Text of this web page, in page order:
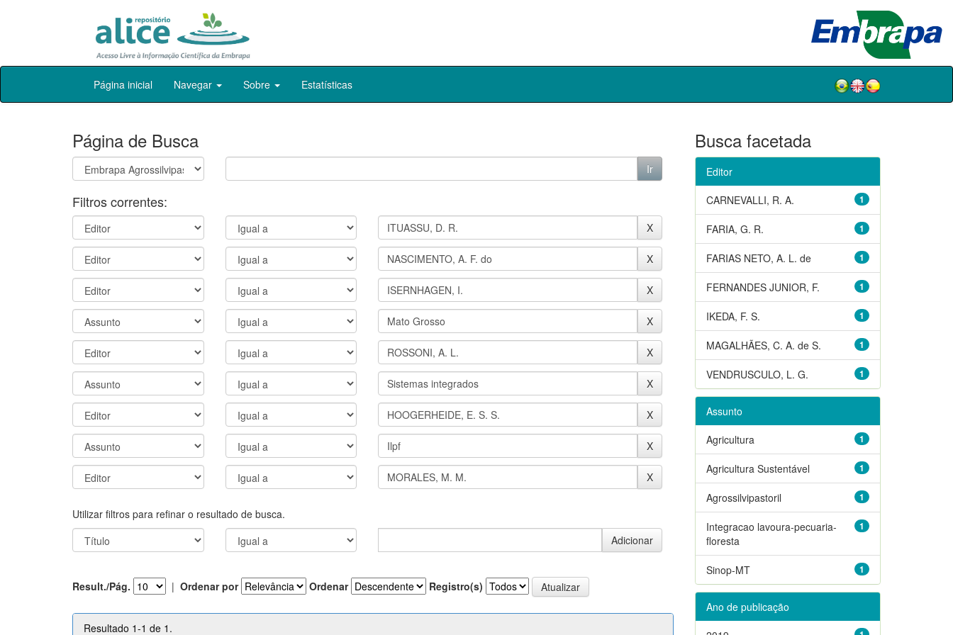
Skip
Página inicial Navegar Sobre Estatísticas
Página de Busca
Filtros correntes:
Utilizar filtros para refinar o resultado de busca.
Result./Pág. | Ordenar por Ordenar Registro(s)
Resultado 1-1 de 1.
Busca facetada
Editor
1
CARNEVALLI, R. A.
1
FARIA, G. R.
1
FARIAS NETO, A. L. de
1
FERNANDES JUNIOR, F.
1
IKEDA, F. S.
1
MAGALHÃES, C. A. de S.
1
VENDRUSCULO, L. G.
Assunto
1
Agricultura
1
Agricultura Sustentável
1
Agrossilvipastoril
1
Integracao lavoura-pecuaria-
floresta
1
Sinop-MT
Ano de publicação